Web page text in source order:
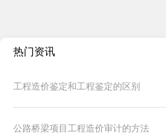
热门资讯
工程造价鉴定和工程鉴定的区别
公路桥梁项目工程造价审计的方法